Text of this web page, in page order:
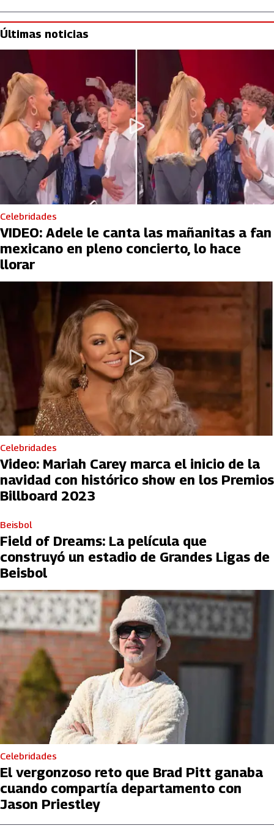
Últimas noticias
Celebridades
VIDEO: Adele le canta las mañanitas a fan
mexicano en pleno concierto, lo hace
llorar
Celebridades
Video: Mariah Carey marca el inicio de la
navidad con histórico show en los Premios
Billboard 2023
Beisbol
Field of Dreams: La película que
construyó un estadio de Grandes Ligas de
Beisbol
Celebridades
El vergonzoso reto que Brad Pitt ganaba
cuando compartía departamento con
Jason Priestley